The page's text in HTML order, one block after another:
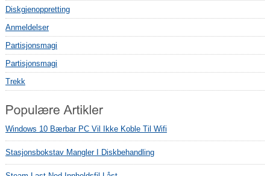
Diskgjenoppretting
Anmeldelser
Partisjonsmagi
Partisjonsmagi
Trekk
Windows 10 Bærbar PC Vil Ikke Koble Til Wifi
Stasjonsbokstav Mangler I Diskbehandling